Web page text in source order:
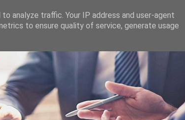
analyze traffic. Your IP address and user-agent
to ensure quality of service, generate usage